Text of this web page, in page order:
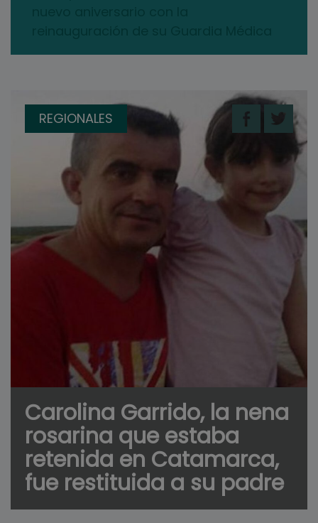
REGIONALES
Carolina Garrido, la nena
rosarina que estaba
retenida en Catamarca,
fue restituida a su padre